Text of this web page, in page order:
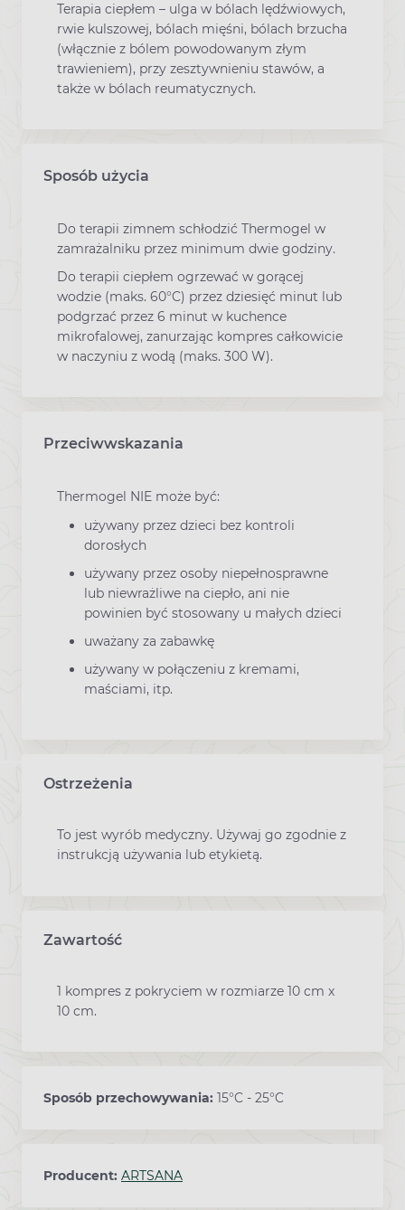
Terapia ciepłem – ulga w bólach lędźwiowych,
rwie kulszowej, bólach mięśni, bólach brzucha
(włącznie z bólem powodowanym złym
trawieniem), przy zesztywnieniu stawów, a
także w bólach reumatycznych.
Sposób użycia
Do terapii zimnem schłodzić Thermogel w
zamrażalniku przez minimum dwie godziny.
Do terapii ciepłem ogrzewać w gorącej
wodzie (maks. 60°C) przez dziesięć minut lub
podgrzać przez 6 minut w kuchence
mikrofalowej, zanurzając kompres całkowicie
w naczyniu z wodą (maks. 300 W).
Przeciwwskazania
Thermogel NIE może być:
używany przez dzieci bez kontroli
dorosłych
używany przez osoby niepełnosprawne
lub niewrażliwe na ciepło, ani nie
powinien być stosowany u małych dzieci
uważany za zabawkę
używany w połączeniu z kremami,
maściami, itp.
Ostrzeżenia
To jest wyrób medyczny. Używaj go zgodnie z
instrukcją używania lub etykietą.
Zawartość
1 kompres z pokryciem w rozmiarze 10 cm x
10 cm.
Sposób przechowywania: 15°C - 25°C
Producent: ARTSANA